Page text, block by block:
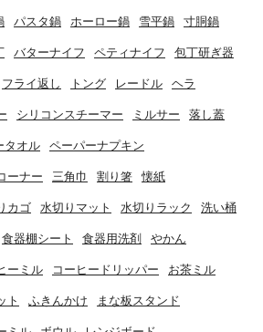
パスタ鍋 ホーロー鍋 雪平鍋 寸胴鍋
バターナイフ ペティナイフ 包丁研ぎ器
フライ返し トング レードル ヘラ
シリコンスチーマー ミルサー 落し蓋
タオル ペーパーナプキン
ーナー 三角巾 割り箸 懐紙
カゴ 水切りマット 水切りラック 洗い桶
食器棚シート 食器用洗剤 やかん
ーミル コーヒードリッパー お茶ミル
ト ふきんかけ まな板スタンド